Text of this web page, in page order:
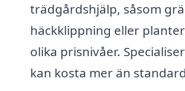
trädgårdshjälp, såsom
häckklippning eller
olika prisnivåer.
kan kosta mer än